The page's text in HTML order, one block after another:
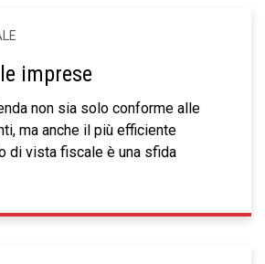
imprese
non sia solo conforme alle
ma anche il più efficiente
di vista fiscale è una sfida